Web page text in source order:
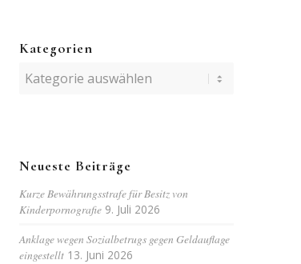
Kategorien
Kategorien
Neueste Beiträge
Kurze Bewährungsstrafe für Besitz von
Kinderpornografie 9. Juli 2026
Anklage wegen Sozialbetrugs gegen Geldauflage
eingestellt 13. Juni 2026